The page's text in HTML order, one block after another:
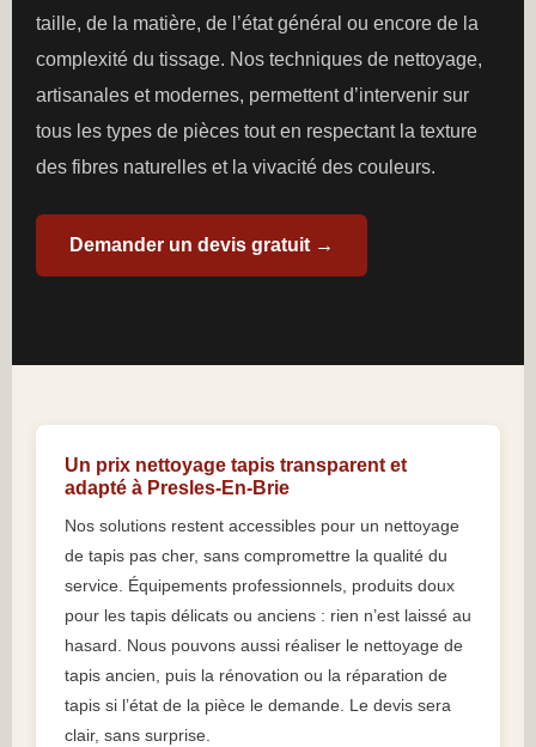
taille, de la matière, de l’état général ou encore de la
complexité du tissage. Nos techniques de nettoyage,
artisanales et modernes, permettent d’intervenir sur
tous les types de pièces tout en respectant la texture
des fibres naturelles et la vivacité des couleurs.
Demander un devis gratuit →
Un prix nettoyage tapis transparent et
adapté à Presles-En-Brie
Nos solutions restent accessibles pour un nettoyage
de tapis pas cher, sans compromettre la qualité du
service. Équipements professionnels, produits doux
pour les tapis délicats ou anciens : rien n’est laissé au
hasard. Nous pouvons aussi réaliser le nettoyage de
tapis ancien, puis la rénovation ou la réparation de
tapis si l’état de la pièce le demande. Le devis sera
clair, sans surprise.